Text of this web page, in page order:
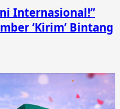
Internasional!”
‘Kirim’ Bintang